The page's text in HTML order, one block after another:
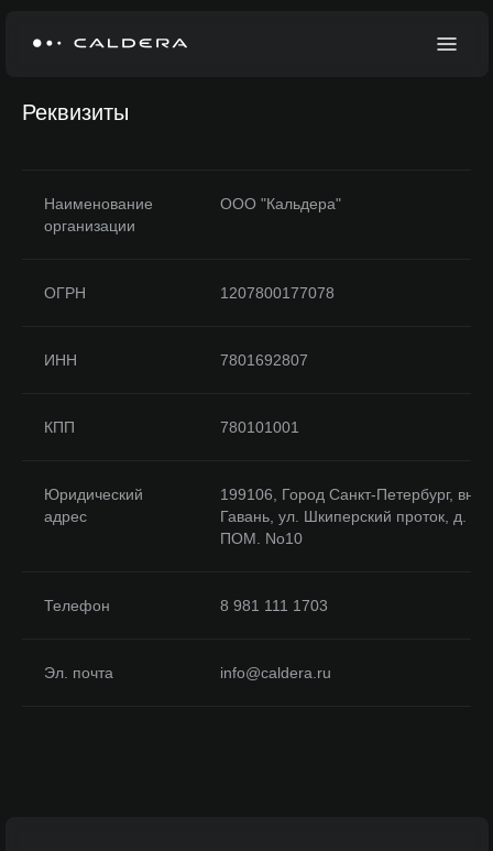
Реквизиты
Наименование
организации
ООО "Кальдера"
ОГРН 1207800177078
ИНН 7801692807
КПП 780101001
Юридический
адрес
199106, Город Санкт-Петербург,
Гавань, ул. Шкиперский проток, д.
ПОМ. No10
Телефон 8 981 111 1703
Эл. почта info@caldera.ru